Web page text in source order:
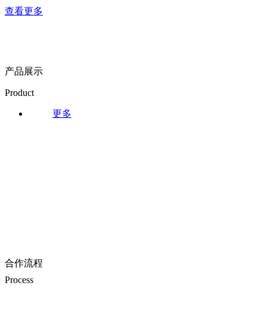
查看更多
产品展示
Product
更多
合作流程
Process